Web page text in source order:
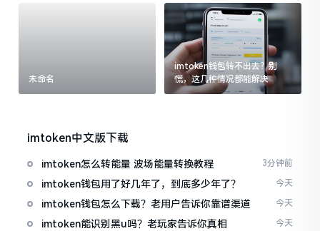
未命名
imtoken钱包转不出去？别
慌，这几种情况都能解决
imtoken中文版下载
imtoken怎么转能量 波场能量转换教程 3分钟前
imtoken钱包用了好几年了，到底多少年了？ 今天
imtoken钱包怎么下载？老用户告诉你靠谱渠道 今天
imtoken能识别黑u吗？老玩家告诉你真相 今天